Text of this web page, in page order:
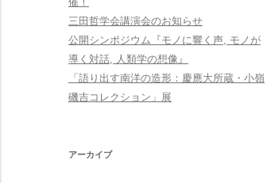
三田哲学会講演会のお知らせ
公開シンポジウム『モノに響く声, モノが
導く対話, 人類学の想像』
「語り出す南洋の造形：慶應大所蔵・小嶺
磯吉コレクション」展
アーカイブ